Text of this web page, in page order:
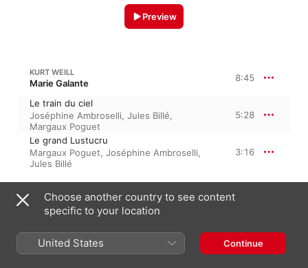
Preview
KURT WEILL
Marie Galante 8:45
Le train du ciel
Joséphine Ambroselli, Jules Billé,
Margaux Poguet
5:28
Le grand Lustucru
Margaux Poguet, Joséphine Ambroselli,
Jules Billé
3:16
VIKTOR ULLMANN
6 Sonnets, Op. 34
Joséphine Ambroselli
Margaux Poguet
3:45
Choose another country to see content
specific to your location
United States Continue